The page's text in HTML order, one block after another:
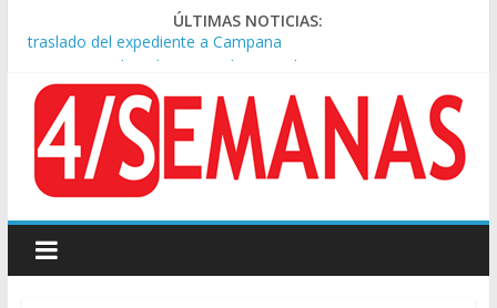
ÚLTIMAS NOTICIAS:
A pocas cuadras de La Bombonera chocaron un tren y un
Día de San Cayetano: masiva marcha a Plaza de Mayo de
sindicatos y organizaciones sociales
Pesar por la muerte de Leandro Rud, histórico representante
y conductor de TV
Tras la aprobación de la ley de propiedad privada, Bullrich
apuntó: “Vino un poco endiablada”
Causa AFA: el juez Amarante calificó de “ficción judicial” el
traslado del expediente a Campana